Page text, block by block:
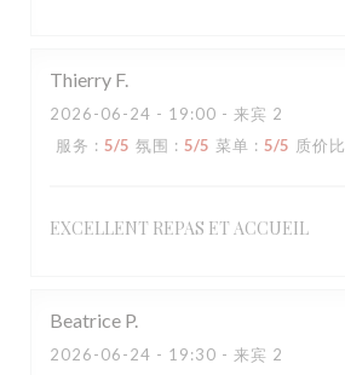
Thierry F
2026-06-24 - 19:00 - 来宾 2
服务 : 5/5 氛围 : 5/5 菜单 : 5/5 质价比
EXCELLENT REPAS ET ACCUEIL
Beatrice P
2026-06-24 - 19:30 - 来宾 2